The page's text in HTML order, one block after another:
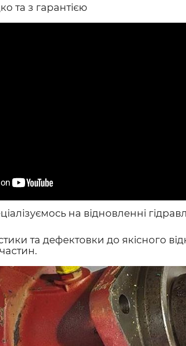
та з гарантією
на відновленні
та дефектовки до якісного